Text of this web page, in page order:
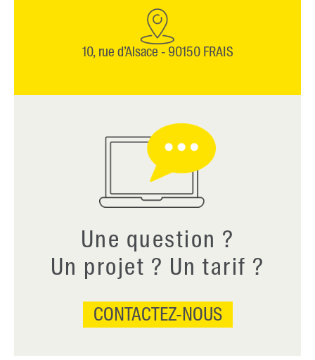
10, rue d’Alsace - 90150 FRAIS
Une question ?
Un projet ? Un tarif ?
CONTACTEZ-NOUS